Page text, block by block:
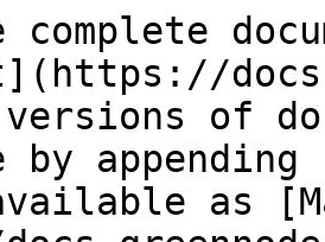
versions of
by
as